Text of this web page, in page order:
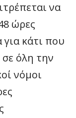
να
ώρες
κάτι που
όλη την
νόμοι